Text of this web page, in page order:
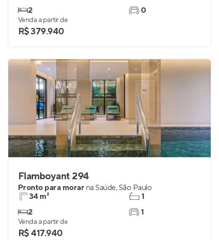
2
0
Venda a partir de
R$ 379.940
Flamboyant 294
Pronto para morar na Saúde,São Paulo
34 m²
2
1
1
Venda a partir de
R$ 417.940